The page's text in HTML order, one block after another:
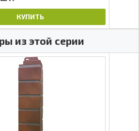
КУПИТЬ
из этой серии